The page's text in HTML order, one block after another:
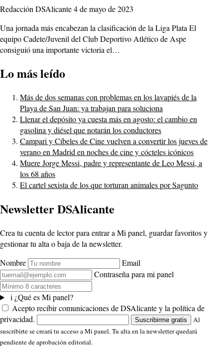
Redacción DSAlicante4 de mayo de 2023
Una jornada más encabezan la clasificación de la Liga Plata El
equipo Cadete/Juvenil del Club Deportivo Atlético de Aspe
consiguió una importante victoria el…
Lo más leído
Más de dos semanas con problemas en los lavapiés de la
Playa de San Juan: ya trabajan para soluciona
Llenar el depósito ya cuesta más en agosto: el cambio en
gasolina y diésel que notarán los conductores
Campari y Cibeles de Cine vuelven a convertir los jueves de
verano en Madrid en noches de cine y cócteles icónicos
Muere Jorge Messi, padre y representante de Leo Messi, a
los 68 años
El cartel sexista de los que torturan animales por Sagunto
Newsletter DSAlicante
Crea tu cuenta de lector para entrar a Mi panel, guardar favoritos y
gestionar tu alta o baja de la newsletter.
Nombre
Email
Contraseña para mi panel
i ¿Qué es Mi panel?
Acepto recibir comunicaciones de DSAlicante y la política de
privacidad.
Suscribirme gratis
Al
suscribirte se creará tu acceso a Mi panel. Tu alta en la newsletter quedará
pendiente de aprobación editorial.